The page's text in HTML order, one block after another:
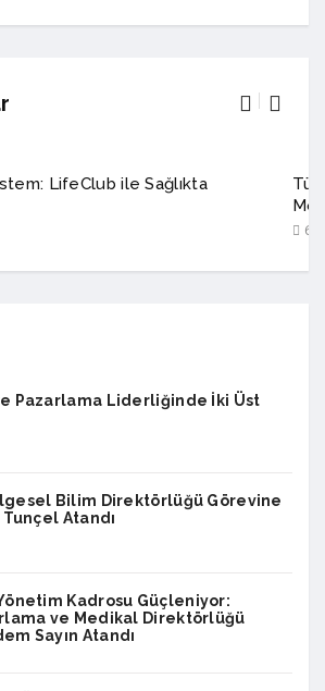
LifeClub ile Sağlıkta
6
Pazarlama Liderliğinde İki Üst
Bilim Direktörlüğü Görevine
Atandı
Kadrosu Güçleniyor:
ve Medikal Direktörlüğü
Sayın Atandı